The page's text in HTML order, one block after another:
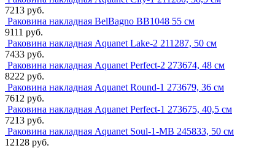
7213 руб.
Раковина накладная BelBagno BB1048 55 см
9111 руб.
Раковина накладная Aquanet Lake-2 211287, 50 см
7433 руб.
Раковина накладная Aquanet Perfect-2 273674, 48 см
8222 руб.
Раковина накладная Aquanet Round-1 273679, 36 см
7612 руб.
Раковина накладная Aquanet Perfect-1 273675, 40,5 см
7213 руб.
Раковина накладная Aquanet Soul-1-MB 245833, 50 см
12128 руб.